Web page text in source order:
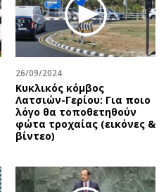
Έξοδος
Media
Εκπομπές
Wine routes
Podcasts
Uncut
Προσφορές
Επιστολές
26/09/2024
Κυκλικός κόμβος
Λατσιών-Γερίου: Για ποιο
λόγο θα τοποθετηθούν
φώτα τροχαίας (εικόνες &
βίντεο)